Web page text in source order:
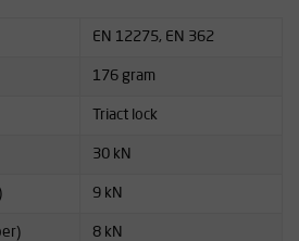
EN 12275, EN 362
176 gram
Triact lock
30 kN
9 kN
8 kN